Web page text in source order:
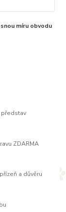
míru obvodu
představ
ZDARMA
a důvěru